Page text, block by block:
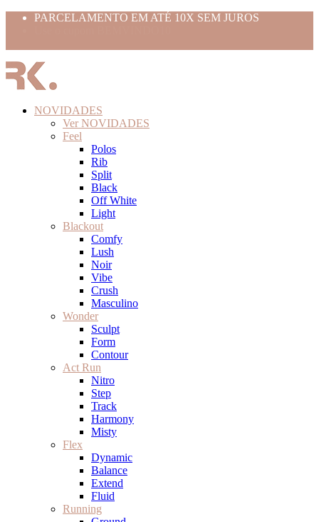
PARCELAMENTO EM ATÉ 10X SEM JUROS
NOVIDADES
Ver NOVIDADES
Feel
Polos
Rib
Split
Black
Off White
Light
Blackout
Comfy
Lush
Noir
Vibe
Crush
Masculino
Wonder
Sculpt
Form
Contour
Act Run
Nitro
Step
Track
Harmony
Misty
Flex
Dynamic
Balance
Extend
Fluid
Running